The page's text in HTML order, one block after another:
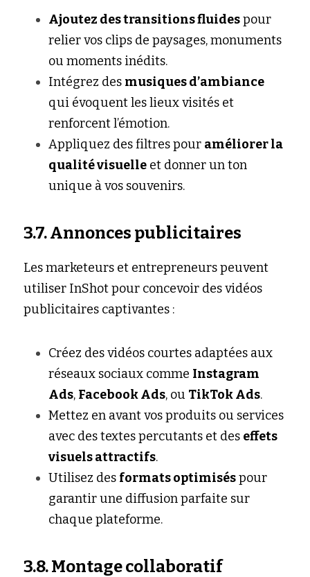
Ajoutez des transitions fluides pour
relier vos clips de paysages, monuments
ou moments inédits.
Intégrez des musiques d’ambiance
qui évoquent les lieux visités et
renforcent l’émotion.
Appliquez des filtres pour améliorer la
qualité visuelle et donner un ton
unique à vos souvenirs.
3.7. Annonces publicitaires
Les marketeurs et entrepreneurs peuvent
utiliser InShot pour concevoir des vidéos
publicitaires captivantes :
Créez des vidéos courtes adaptées aux
réseaux sociaux comme Instagram
Ads, Facebook Ads, ou TikTok Ads.
Mettez en avant vos produits ou services
avec des textes percutants et des effets
visuels attractifs.
Utilisez des formats optimisés pour
garantir une diffusion parfaite sur
chaque plateforme.
3.8. Montage collaboratif